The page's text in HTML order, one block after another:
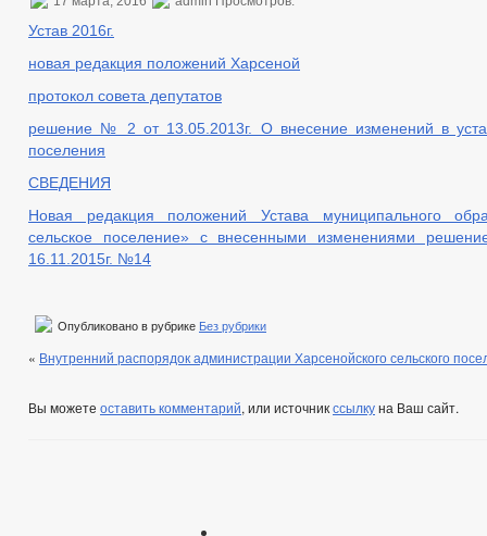
Устав 2016г.
новая редакция положений Харсеной
протокол совета депутатов
решение № 2 от 13.05.2013г. О внесение изменений в
поселения
СВЕДЕНИЯ
Новая редакция положений Устава муниципального
сельское поселение» с внесенными изменениями
16.11.2015г. №14
Опубликовано в рубрике Без рубрики
« Внутренний распорядок администрации Харсенойского сельского
Вы можете оставить комментарий, или источникссылкуна Ваш сайт.